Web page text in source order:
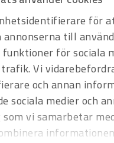
för
till
för sociala
Vi
och annan
sociala medier och
vi samarbetar
mm